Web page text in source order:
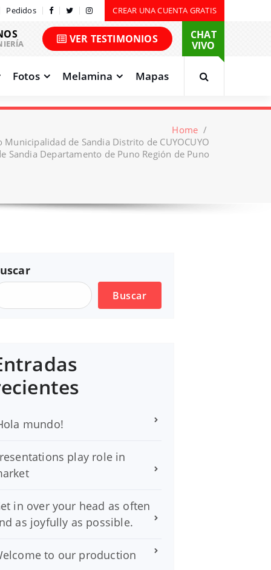
Pedidos CREAR UNA CUENTA GRATIS
VER TESTIMONIOS
CHAT
VIVO
Fotos Melamina Mapas
Home /
de Sandia Distrito de CUYOCUYO
Sandia Departamento de Puno Región de Puno
Buscar
mundo!
play role in
in over your head as often
as joyfully as possible.
to our production